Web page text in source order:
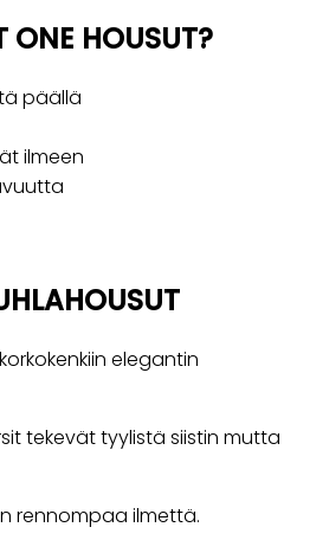
ONE HOUSUT?
päällä
ilmeen
elegantin
tekevät tyylistä siistin mutta
rennompaa ilmettä.